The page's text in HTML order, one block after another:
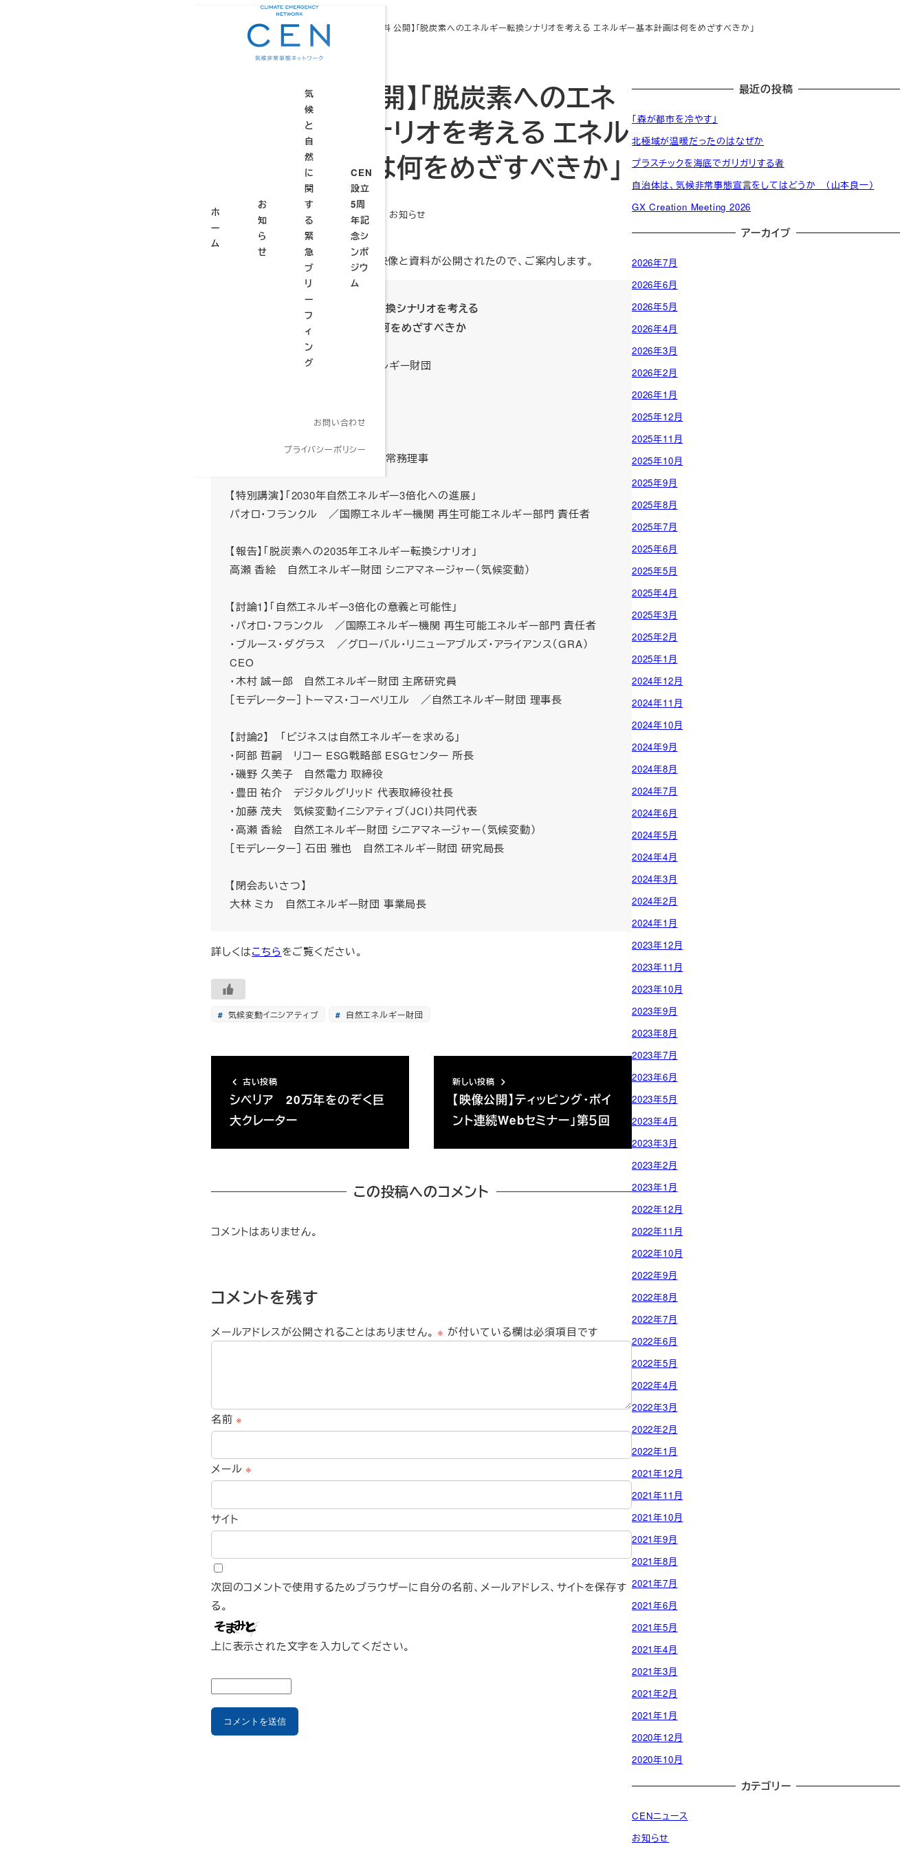
ホ
ー
ム
お
知
ら
せ
気
候
と
自
然
に
関
す
る
緊
急
ブ
リ
ー
フ
ィ
ン
グ
CEN
設立
5周
年記
念シ
ンポ
ジウ
ム
設立
4周
念シ
ムー
ット
連
ミ
発
起
人
員
（役
員）
起
一
員
体・
団体
お問い合わせ
プライバシーポリシー
お知らせ お知らせ 【映像・資料 公開】「脱炭素へのエネルギー転換シナリオを考える エネルギー基本計画は何をめざすべきか」
【映像・資料 公開】「脱炭素へのエネ
ルギー転換シナリオを考える エネル
ギー基本計画は何をめざすべきか」
2024年7月3日
更新日
2024年7月10日 カテゴリー
お知らせ
6月21日に行われたシンポジウムの映像と資料が公開されたので、ご案内します。
脱炭素へのエネルギー転換シナリオを考える
エネルギー基本計画は何をめざすべきか
開催日： 2024年6月21日
主催： 公益財団法人 自然エネルギー財団
大野 輝之 自然エネルギー財団 常務理事
【特別講演】「2030年自然エネルギー3倍化への進展」
パオロ・フランクル ／国際エネルギー機関 再生可能エネルギー部門 責任者
【報告】「脱炭素への2035年エネルギー転換シナリオ」
高瀬 香絵 自然エネルギー財団 シニアマネージャー（気候変動）
【討論1】「自然エネルギー3倍化の意義と可能性」
・パオロ・フランクル ／国際エネルギー機関 再生可能エネルギー部門 責任者
・ブルース・ダグラス ／グローバル・リニューアブルズ・アライアンス（GRA）
CEO
・木村 誠一郎 自然エネルギー財団 主席研究員
［モデレーター］ トーマス・コーベリエル ／自然エネルギー財団 理事長
【討論2】 「ビジネスは自然エネルギーを求める」
・阿部 哲嗣 リコー ESG戦略部 ESGセンター 所長
・磯野 久美子 自然電力 取締役
・豊田 祐介 デジタルグリッド 代表取締役社長
・加藤 茂夫 気候変動イニシアティブ（JCI）共同代表
・高瀬 香絵 自然エネルギー財団 シニアマネージャー（気候変動）
［モデレーター］ 石田 雅也 自然エネルギー財団 研究局長
【閉会あいさつ】
大林 ミカ 自然エネルギー財団 事業局長
詳しくはこちらをご覧ください。
気候変動イニシアティブ 自然エネルギー財団
古い投稿
シベリア 20万年をのぞく巨
大クレーター
新しい投稿
【映像公開】ティッピング・ポイ
ント連続Webセミナー」第５回
この投稿へのコメント
コメントはありません。
コメントを残す
メールアドレスが公開されることはありません。 ※ が付いている欄は必須項目です
名前※
メール※
サイト
次回のコメントで使用するためブラウザーに自分の名前、メールアドレス、サイトを保存す
る。
上に表示された文字を入力してください。
最近の投稿
「森が都市を冷やす」
北極域が温暖だったのはなぜか
プラスチックを海底でガリガリする者
自治体は、気候非常事態宣言をしてはどうか （山本良一）
GX Creation Meeting 2026
アーカイブ
2026年7月
2026年6月
2026年5月
2026年4月
2026年3月
2026年2月
2026年1月
2025年12月
2025年11月
2025年10月
2025年9月
2025年8月
2025年7月
2025年6月
2025年5月
2025年4月
2025年3月
2025年2月
2025年1月
2024年12月
2024年11月
2024年10月
2024年9月
2024年8月
2024年7月
2024年6月
2024年5月
2024年4月
2024年3月
2024年2月
2024年1月
2023年12月
2023年11月
2023年10月
2023年9月
2023年8月
2023年7月
2023年6月
2023年5月
2023年4月
2023年3月
2023年2月
2023年1月
2022年12月
2022年11月
2022年10月
2022年9月
2022年8月
2022年7月
2022年6月
2022年5月
2022年4月
2022年3月
2022年2月
2022年1月
2021年12月
2021年11月
2021年10月
2021年9月
2021年8月
2021年7月
2021年6月
2021年5月
2021年4月
2021年3月
2021年2月
2021年1月
2020年12月
2020年10月
カテゴリー
CENニュース
お知らせ